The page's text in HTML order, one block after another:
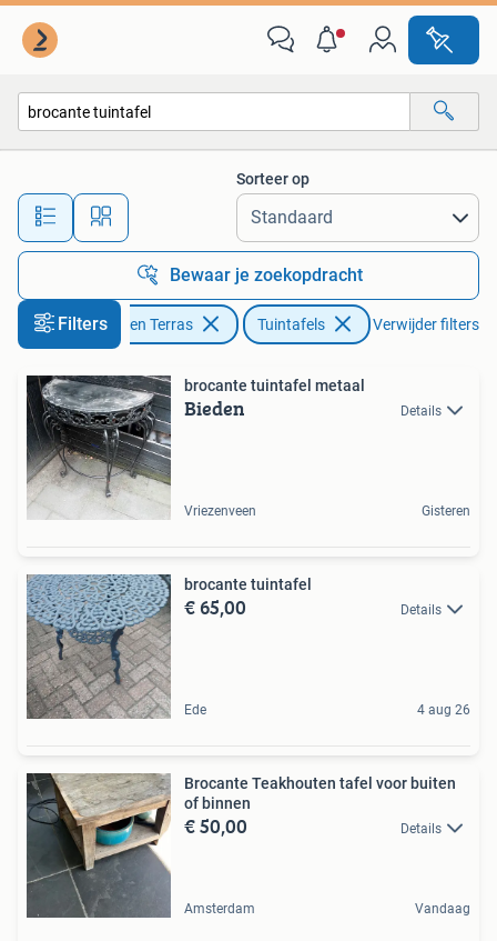
Alle afstanden…
Sorteer op
Bewaar je zoekopdracht
FiltersTuin en Terras Tuintafels Verwijder filters
brocante tuintafel metaal
Bieden Details
Vriezenveen Gisteren
brocante tuintafel
€ 65,00 Details
Ede 4 aug 26
Brocante Teakhouten tafel voor buiten
of binnen
€ 50,00 Details
Amsterdam Vandaag